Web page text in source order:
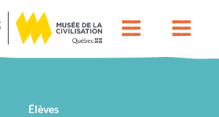
Élèves